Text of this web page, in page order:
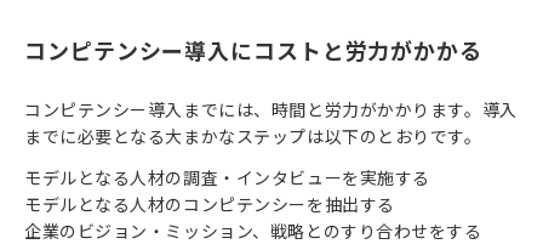
コンピテンシー導入にコストと労力がかかる
コンピテンシー導入までには、時間と労力がかかります。導入
までに必要となる大まかなステップは以下のとおりです。
モデルとなる人材の調査・インタビューを実施する
モデルとなる人材のコンピテンシーを抽出する
企業のビジョン・ミッション、戦略とのすり合わせをする